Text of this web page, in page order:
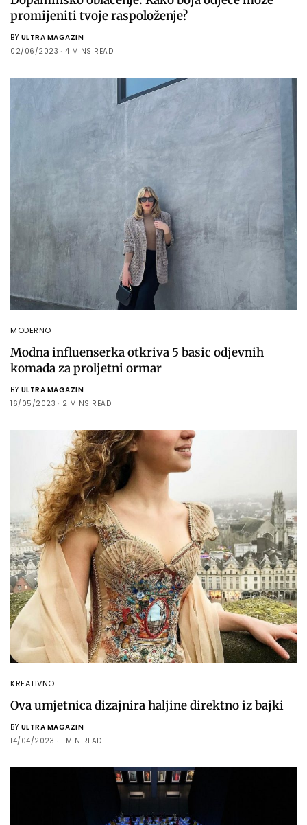
promijeniti tvoje raspoloženje?
BY ULTRA MAGAZIN
02/06/2023
4 MINS READ
MODERNO
Modna influenserka otkriva 5 basic odjevnih
komada za proljetni ormar
BY ULTRA MAGAZIN
16/05/2023
2 MINS READ
KREATIVNO
Ova umjetnica dizajnira haljine direktno iz bajki
BY ULTRA MAGAZIN
14/04/2023
1 MIN READ